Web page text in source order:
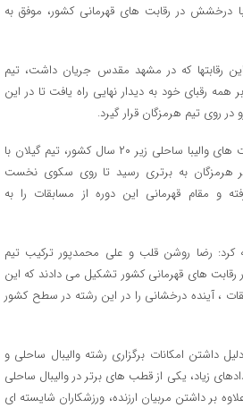
استان با درخشش در رقابت های قهرمانی کشور، موفق به
رقابتها که در مشهد مقدس جریان داشت، تیم
همه رقبای خود به دیدار نهایی راه یافت تا در این
روی تیم هرمزگان قرار گیرد.
وی ادامه داد: در دیدار نهایی رقابت های والیبا ساحلی زیر ۲۰ سال کشور، تیم گیلان با
۲ بر صفر برابر هرمزگان به برتری رسید تا روی سکوی نخست
و مقام قهرمانی این دوره از مسابقات را به
کرد: رضا روشن‌ قلب و علی محمدپور ترکیب تیم
رقابت های قهرمانی کشور تشکیل می دادند که این
، آینده درخشانی را در این رشته در سطح کشور
داشتن امکانات برگزاری رشته والیبال ساحلی و
زیاد، یکی از قطب های برتر در والیبال ساحلی
بر داشتن مربیان ارزنده، ورزشکاران شایسته ای